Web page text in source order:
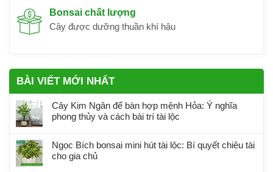
Bonsai chất lượng
Cây được dưỡng thuần khí hậu
BÀI VIẾT MỚI NHẤT
Cây Kim Ngân để bàn hợp mệnh Hỏa: Ý nghĩa
phong thủy và cách bài trí tài lộc
Ngọc Bích bonsai mini hút tài lộc: Bí quyết chiêu tài
cho gia chủ